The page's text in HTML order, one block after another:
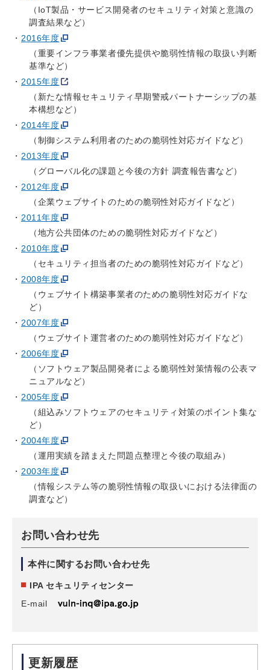
（IoT製品・サービス開発者のセキュリティ対策と意識の
調査結果など）
2016年度
（重要インフラ事業者優先提供や脆弱性情報の取扱い判断
基準など）
2015年度
（新たな情報セキュリティ早期警戒パートナーシップの基
本構想など）
2014年度
（制御システム利用者のための脆弱性対応ガイドなど）
2013年度
（グローバル化の課題と今後の方針 調査報告書など）
2012年度
（企業ウェブサイトのための脆弱性対応ガイドなど）
2011年度
（地方公共団体のための脆弱性対応ガイドなど）
2010年度
（セキュリティ担当者のための脆弱性対応ガイドなど）
2008年度
（ウェブサイト構築事業者のための脆弱性対応ガイドな
ど）
2007年度
（ウェブサイト運営者のための脆弱性対応ガイドなど）
2006年度
（ソフトウェア製品開発者による脆弱性対策情報の公表マ
ニュアルなど）
2005年度
（組込みソフトウェアのセキュリティ対策のポイント集な
ど）
2004年度
（運用実績を踏まえた問題点整理と今後の取組み）
2003年度
（情報システム等の脆弱性情報の取扱いにおける法律面の
調査など）
お問い合わせ先
本件に関するお問い合わせ先
IPA セキュリティセンター
E-mail
更新履歴